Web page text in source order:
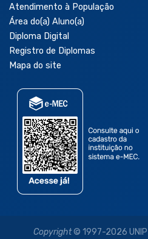
Atendimento à População
Área do(a) Aluno(a)
Diploma Digital
Registro de Diplomas
Mapa do site
Copyright© 1997-2026